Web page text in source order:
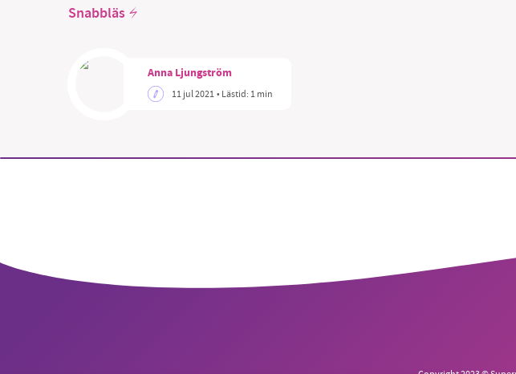
Snabbläs
Anna Ljungström
11 jul 2021• Lästid: 1 min
nyhetsbevakning och